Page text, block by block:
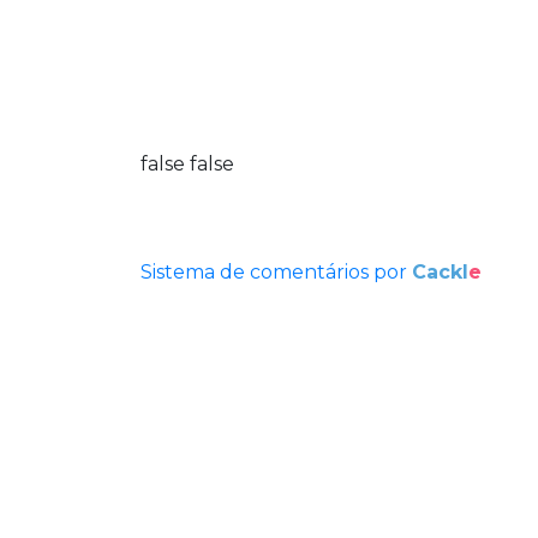
false false
Sistema de comentários por Cackl e